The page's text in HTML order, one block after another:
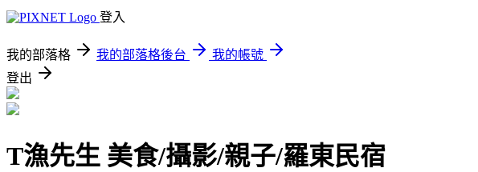
登入
我的部落格 我的部落格後台
我的帳號
登出
T漁先生 美食/攝影/親子/羅東民宿